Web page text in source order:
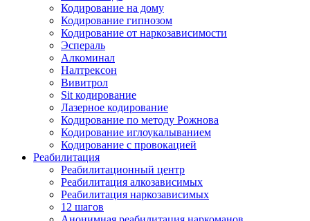
Кодирование на дому
Кодирование гипнозом
Кодирование от наркозависимости
Эспераль
Алкоминал
Налтрексон
Вивитрол
Sit кодирование
Лазерное кодирование
Кодирование по методу Рожнова
Кодирование иглоукалыванием
Кодирование с провокацией
Реабилитация
Реабилитационный центр
Реабилитация алкозависимых
Реабилитация наркозависимых
12 шагов